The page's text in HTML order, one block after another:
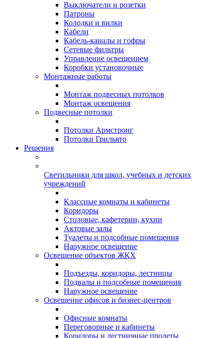
Выключатели и розетки
Патроны
Колодки и вилки
Кабели
Кабель-каналы и гофры
Сетевые фильтры
Управление освещением
Коробки установочные
Монтажные работы
Монтаж подвесных потолков
Монтаж освещения
Подвесные потолки
Потолки Армстронг
Потолки Грильято
Решения
Светильники для школ, учебных и детских
учреждений
Классные комнаты и кабинеты
Коридоры
Столовые, кафетерии, кухни
Актовые залы
Туалеты и подсобные помещения
Наружное освещение
Освещение объектов ЖКХ
Подъезды, коридоры, лестницы
Подвалы и подсобные помещения
Наружное освещение
Освещение офисов и бизнес-центров
Офисные комнаты
Переговорные и кабинеты
Коридоры и лестничные пролеты